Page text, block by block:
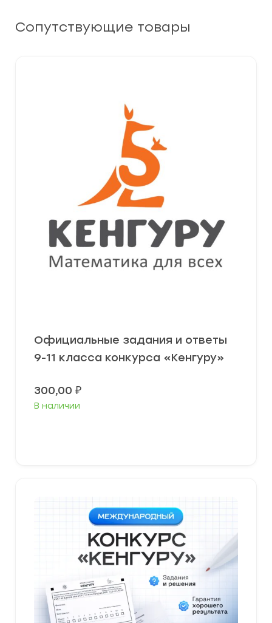
Сопутствующие товары
Официальные задания и ответы
9-11 класса конкурса «Кенгуру»
300,00 ₽
В наличии